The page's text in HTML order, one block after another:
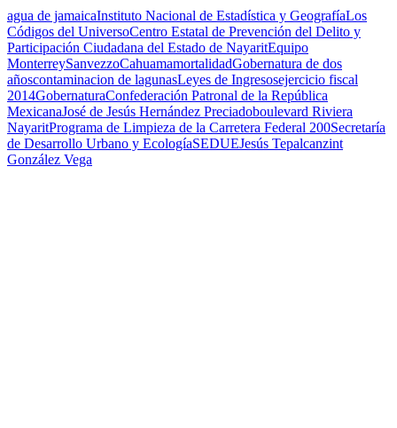
agua de jamaicaInstituto Nacional de Estadística y GeografíaLos
Códigos del UniversoCentro Estatal de Prevención del Delito y
Participación Ciudadana del Estado de NayaritEquipo
MonterreySanvezzoCahuamamortalidadGobernatura de dos
añoscontaminacion de lagunasLeyes de Ingresosejercicio fiscal
2014GobernaturaConfederación Patronal de la República
MexicanaJosé de Jesús Hernández Preciadoboulevard Riviera
NayaritPrograma de Limpieza de la Carretera Federal 200Secretaría
de Desarrollo Urbano y EcologíaSEDUEJesús Tepalcanzint
González Vega